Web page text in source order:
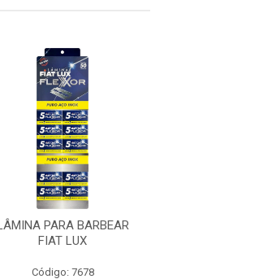
PARA BARBEAR
FIAT LUX
Código: 7678